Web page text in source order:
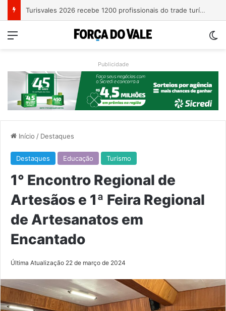
Importação de veículos chineses mais que dobra e já supera metade das compras externas do Brasil
Menu
Publicidade
Início / Destaques
Destaques Educação Turismo
1° Encontro Regional de
Artesãos e 1ª Feira Regional
de Artesanatos em
Encantado
Última Atualização 22 de março de 2024